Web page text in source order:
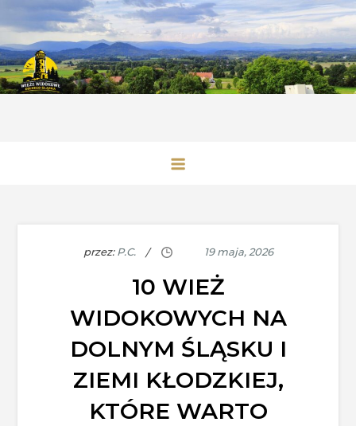
to
content
przez:P.C.
10 WIEŻ
WIDOKOWYCH NA
DOLNYM ŚLĄSKU I
ZIEMI KŁODZKIEJ,
KTÓRE WARTO